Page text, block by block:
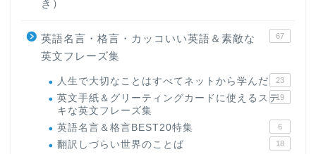
き）
英語名言・格言・カッコいい英語＆素敵な
英文フレーズ集
67
人生で大切なことはすべてネットから学んだ 23
英文手紙＆グリーティングカードに使えるステ
キな英文フレーズ集
19
英語名言＆格言BEST20特集 6
翻訳しづらい世界のことば 18